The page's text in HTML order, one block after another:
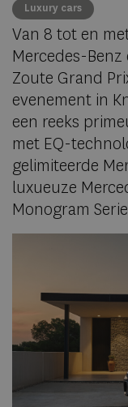
Luxury cars
Van 8 tot en
Mercedes-
Zoute Grand
evenement in
een reeks
met EQ-
gelimiteerde
luxueuze
Monogram